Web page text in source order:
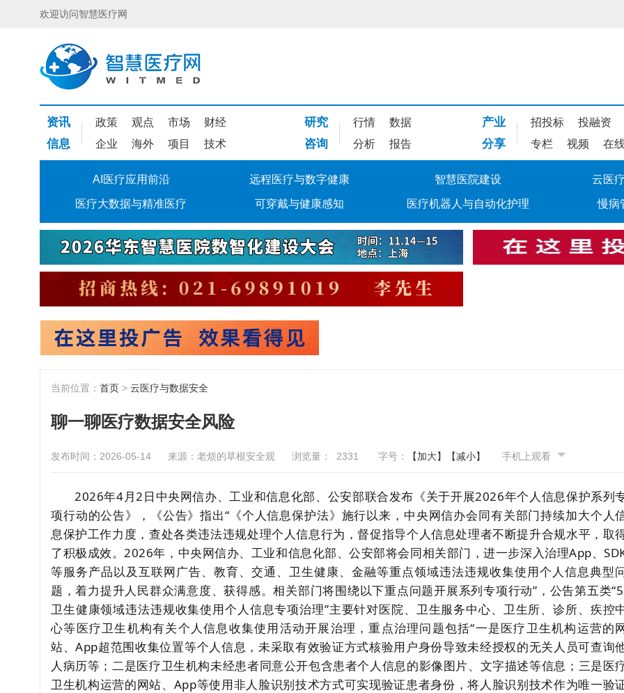
欢迎访问智慧医疗网
资讯 政策 观点 市场 财经
信息 企业 海外 项目 技术
研究 行情 数据
咨询 分析 报告
产业 招投标 投融资
分享 专栏 视频 在
AI医疗应用前沿 远程医疗与数字健康 智慧医院建设 云医
医疗大数据与精准医疗 可穿戴与健康感知 医疗机器人与自动化护理 慢病
当前位置： 首页 > 云医疗与数据安全
聊一聊医疗数据安全风险
发布时间：2026-05-14 来源：老烦的草根安全观 浏览量： 2331 字号： 【加大】 【减小】 手机上观看
2026年4月2日中央网信办、工业和信息化部、公安部联合发布《关于开展2026年个人信息保护系列
项行动的公告》，《公告》指出“《个人信息保护法》施行以来，中央网信办会同有关部门持续加大个人
息保护工作力度，查处各类违法违规处理个人信息行为，督促指导个人信息处理者不断提升合规水平，取
了积极成效。2026年，中央网信办、工业和信息化部、公安部将会同相关部门，进一步深入治理App、
等服务产品以及互联网广告、教育、交通、卫生健康、金融等重点领域违法违规收集使用个人信息典型
题，着力提升人民群众满意度、获得感。相关部门将围绕以下重点问题开展系列专项行动”，公告第五类
卫生健康领域违法违规收集使用个人信息专项治理”主要针对医院、卫生服务中心、卫生所、诊所、疾控
心等医疗卫生机构有关个人信息收集使用活动开展治理，重点治理问题包括“一是医疗卫生机构运营的
站、App超范围收集位置等个人信息，未采取有效验证方式核验用户身份导致未经授权的无关人员可查询
人病历等；二是医疗卫生机构未经患者同意公开包含患者个人信息的影像图片、文字描述等信息；三是医
卫生机构运营的网站、App等使用非人脸识别技术方式可实现验证患者身份，将人脸识别技术作为唯一验